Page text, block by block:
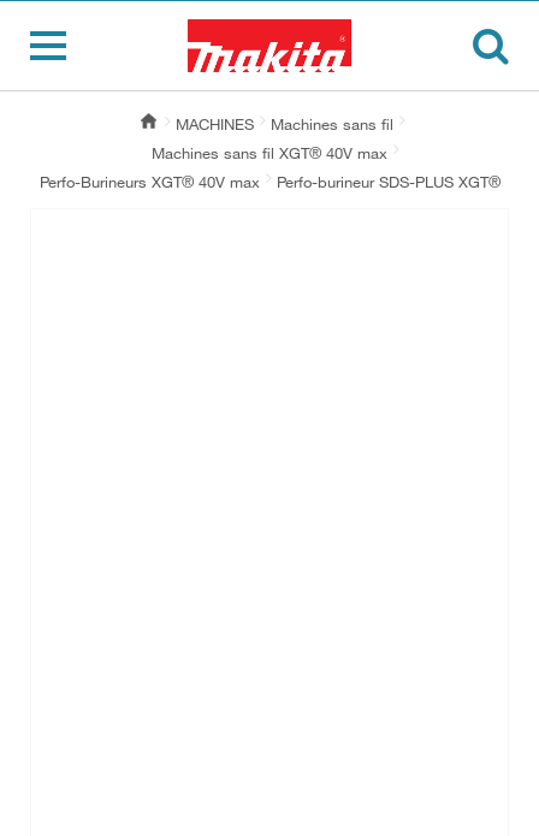
MACHINES
Machines sans fil
Machines sans fil XGT® 40V max
Perfo-Burineurs XGT® 40V max
Perfo-burineur SDS-PLUS XGT®